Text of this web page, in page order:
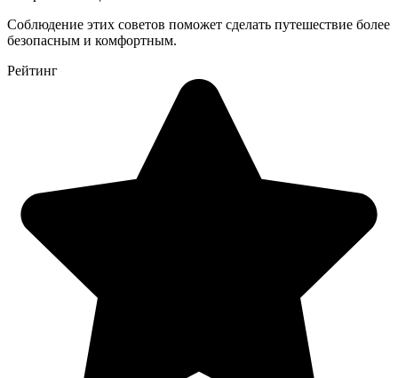
Соблюдение этих советов поможет сделать путешествие более
безопасным и комфортным.
Рейтинг